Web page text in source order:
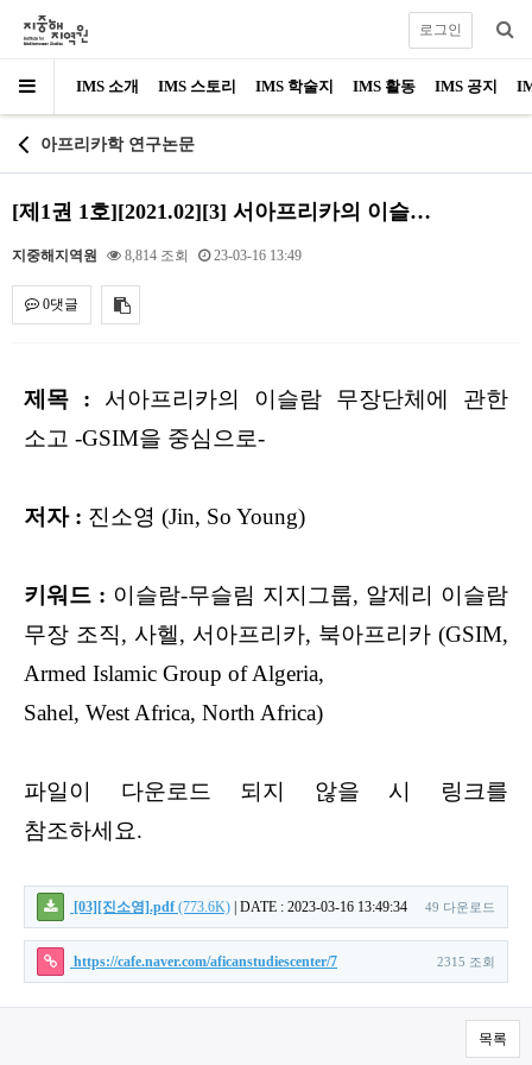
IMS 소개 IMS 스토리 IMS 학술지 IMS 활동 IMS 공지
로그인
아프리카학 연구논문
[제1권 1호][2021.02][3] 서아프리카의 이슬…
지중해지역원 8,814 조회 23-03-16 13:49
0댓글
제목 :
서아프리카의 이슬람 무장단체에 관한
소고 -GSIM을 중심으로-
저자 : 진소영 (Jin, So Young)
키워드 : 이슬람-무슬림 지지그룹, 알제리 이슬람
무장 조직, 사헬, 서아프리카, 북아프리카 (GSIM,
Armed Islamic Group of Algeria,
Sahel, West Africa, North Africa)
파일이 다운로드 되지 않을 시 링크를
참조하세요.
[03][진소영].pdf (773.6K) 49 다운로드
DATE : 2023-03-16 13:49:34
https://cafe.naver.com/aficanstudiescenter/7 2315 조회
목록